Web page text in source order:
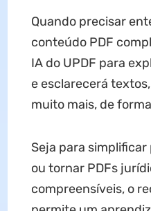
Quando precisar
conteúdo PDF
IA do UPDF para
e esclarecerá
muito mais, de
Seja para
ou tornar PDFs
compreensíveis, o